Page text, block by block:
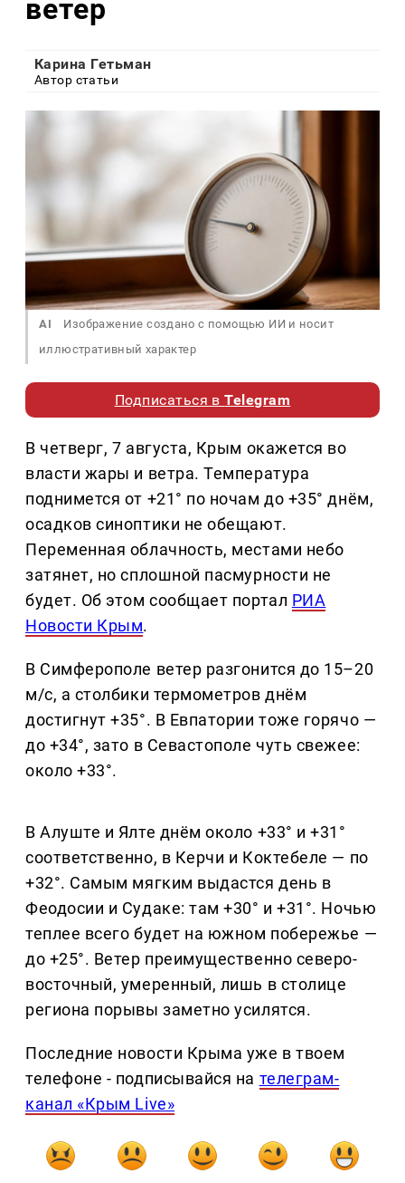
ветер
Карина Гетьман
Автор статьи
AI
Изображение создано с помощью ИИ и носит
иллюстративный характер
Подписаться вTelegram
В четверг, 7 августа, Крым окажется во
власти жары и ветра. Температура
поднимется от +21° по ночам до +35° днём,
осадков синоптики не обещают.
Переменная облачность, местами небо
затянет, но сплошной пасмурности не
будет. Об этом сообщает портал РИА
Новости Крым.
В Симферополе ветер разгонится до 15–20
м/с, а столбики термометров днём
достигнут +35°. В Евпатории тоже горячо —
до +34°, зато в Севастополе чуть свежее:
около +33°.
В Алуште и Ялте днём около +33° и +31°
соответственно, в Керчи и Коктебеле — по
+32°. Самым мягким выдастся день в
Феодосии и Судаке: там +30° и +31°. Ночью
теплее всего будет на южном побережье —
до +25°. Ветер преимущественно северо-
восточный, умеренный, лишь в столице
региона порывы заметно усилятся.
Последние новости Крыма уже в твоем
телефоне - подписывайся на телеграм-
канал «Крым Live»